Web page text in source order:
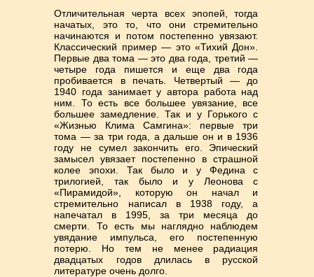
Отличительная черта всех эпопей, тогда
начатых, это то, что они стремительно
начинаются и потом постепенно увязают.
Классический пример — это «Тихий Дон».
Первые два тома — это два года, третий —
четыре года пишется и еще два года
пробивается в печать. Четвертый — до
1940 года занимает у автора работа над
ним. То есть все большее увязание, все
большее замедление. Так и у Горького с
«Жизнью Клима Самгина»: первые три
тома — за три года, а дальше он и в 1936
году не сумел закончить его. Эпический
замысел увязает постепенно в страшной
колее эпохи. Так было и у Федина с
трилогией, так было и у Леонова с
«Пирамидой», которую он начал и
стремительно написал в 1938 году, а
напечатал в 1995, за три месяца до
смерти. То есть мы наглядно наблюдем
увядание импульса, его постепенную
потерю. Но тем не менее радиация
двадцатых годов длилась в русской
литературе очень долго.